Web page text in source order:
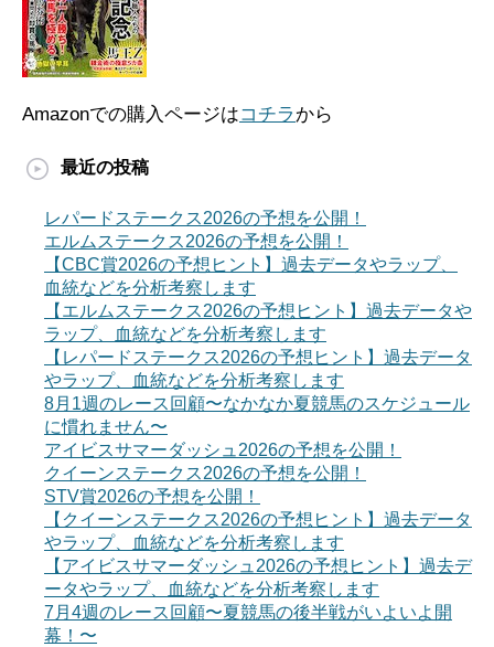
Amazonでの購入ページはコチラ から
最近の投稿
レパードステークス2026の予想を公開！
エルムステークス2026の予想を公開！
【CBC賞2026の予想ヒント】過去データやラップ、
血統などを分析考察します
【エルムステークス2026の予想ヒント】過去データや
ラップ、血統などを分析考察します
【レパードステークス2026の予想ヒント】過去データ
やラップ、血統などを分析考察します
8月1週のレース回顧〜なかなか夏競馬のスケジュール
に慣れません〜
アイビスサマーダッシュ2026の予想を公開！
クイーンステークス2026の予想を公開！
STV賞2026の予想を公開！
【クイーンステークス2026の予想ヒント】過去データ
やラップ、血統などを分析考察します
【アイビスサマーダッシュ2026の予想ヒント】過去デ
ータやラップ、血統などを分析考察します
7月4週のレース回顧〜夏競馬の後半戦がいよいよ開
幕！〜